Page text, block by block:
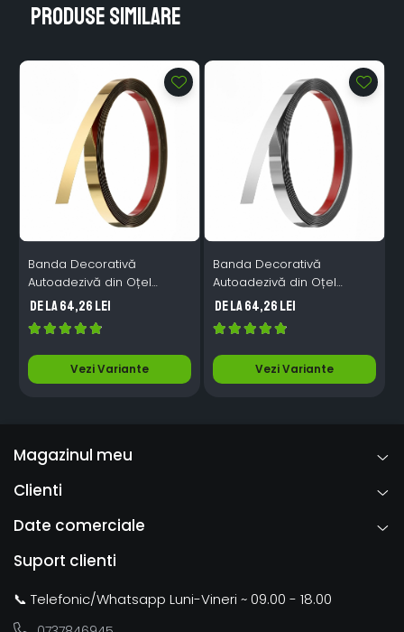
Produse similare
Banda Decorativă
Autoadezivă din Oțel
Inoxidabil Nichelat, AURIU -
500 cm, Rezistentă la Apă
pentru Pereți și Mobila
de la 64,26 Lei
Vezi Variante
Banda Decorativă
Autoadezivă din Oțel
Inoxidabil Nichelat,
ARGINTIU - 500 cm,
Rezistentă la Apă pentru
Pereți și Mobila
de la 64,26 Lei
Vezi Variante
Magazinul meu
Clienti
Date comerciale
Suport clienti
📞 Telefonic/Whatsapp Luni-Vineri ~ 09.00 - 18.00